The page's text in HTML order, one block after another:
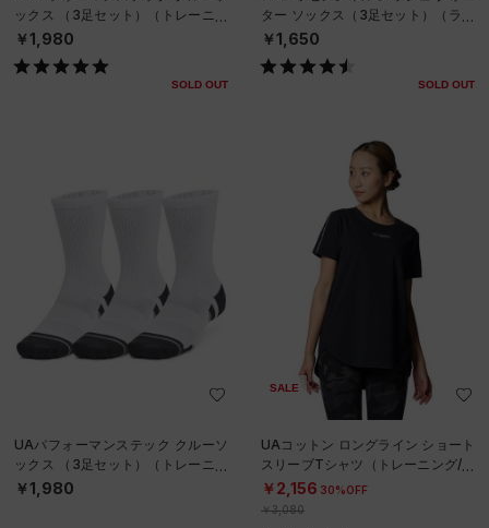
ックス （3足セット）（トレーニン
グ/UNISEX）
￥1,980
SOLD OUT
ター ソックス（3足セット）（ライ
フスタイル/UNISEX）
￥1,650
SOLD OUT
UAパフォーマンステック クルーソ
ックス （3足セット）（トレーニン
グ/UNISEX）
￥1,980
SALE
UAコットン ロングライン ショート
スリーブTシャツ（トレーニング/W
OMEN）
￥2,156 30%OFF
￥3,080